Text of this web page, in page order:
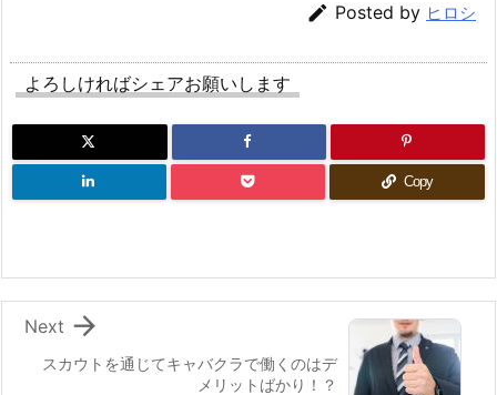
 Posted by ヒロシ
よろしければシェアお願いします
Copy
スカウトを通じてキャバクラで働くのはデ
メリットばかり！？

Next